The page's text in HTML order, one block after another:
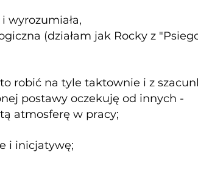
wyrozumiała,
(działam jak Rocky z
robić na tyle taktownie i z
postawy oczekuję od innych -
atmosferę w pracy;
i inicjatywę;